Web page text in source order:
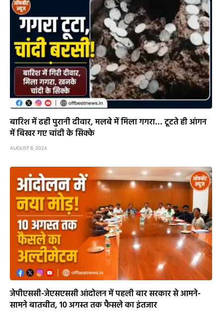
बारिश में ढही पुरानी दीवार, मलबे में मिला गगरा… टूटते ही आंगन
में बिखर गए चांदी के सिक्के
AUGUST 8, 2026
जेपीएससी-जेएसएससी आंदोलन में पहली बार सरकार से आमने-
सामने बातचीत, 10 अगस्त तक फैसले का इंतजार